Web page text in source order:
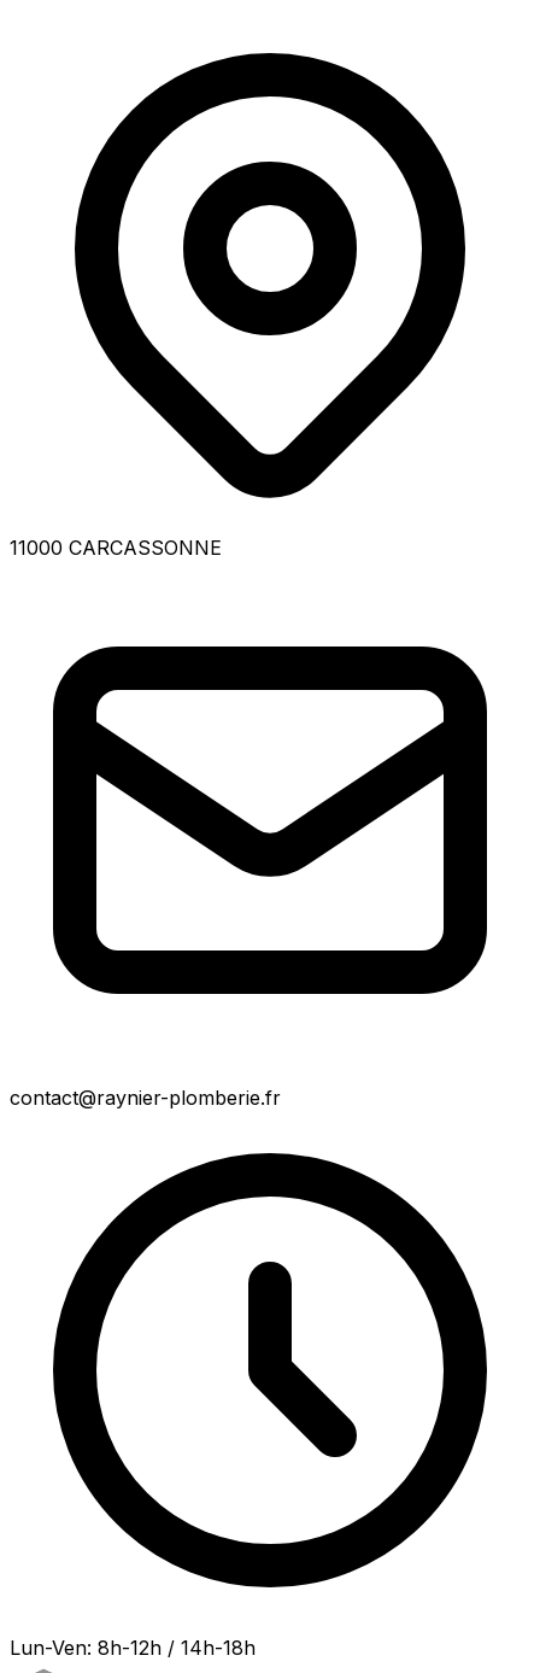
11000 CARCASSONNE
contact@raynier-plomberie.fr
Lun-Ven: 8h-12h / 14h-18h